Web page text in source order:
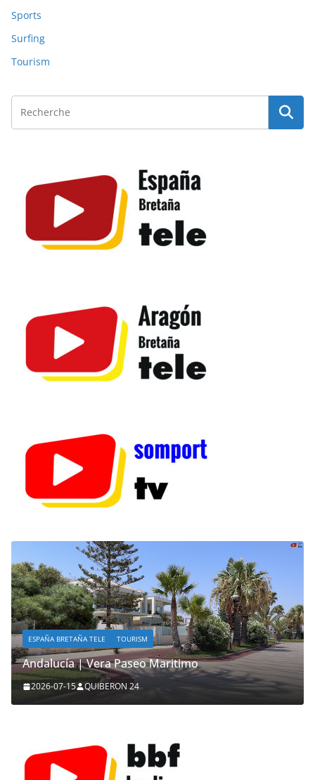
Sports
Surfing
Tourism
ESPAÑA BRETAÑA TELE TOURISM
Andalucía | Vera Paseo Maritimo
2026-07-15 QUIBERON 24